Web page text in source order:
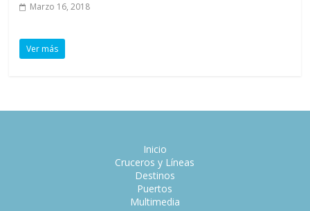
Marzo 16, 2018
Ver más
Inicio
Cruceros y Líneas
Destinos
Puertos
Multimedia